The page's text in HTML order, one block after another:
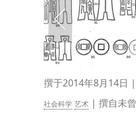
撰于2014年8月14日 |
社会科学 艺术 | 撰自未曾